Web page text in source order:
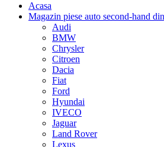
cumpărături
Acasa
Magazin piese auto second-hand
Audi
BMW
Chrysler
Citroen
Dacia
Fiat
Ford
Hyundai
IVECO
Jaguar
Land Rover
Lexus